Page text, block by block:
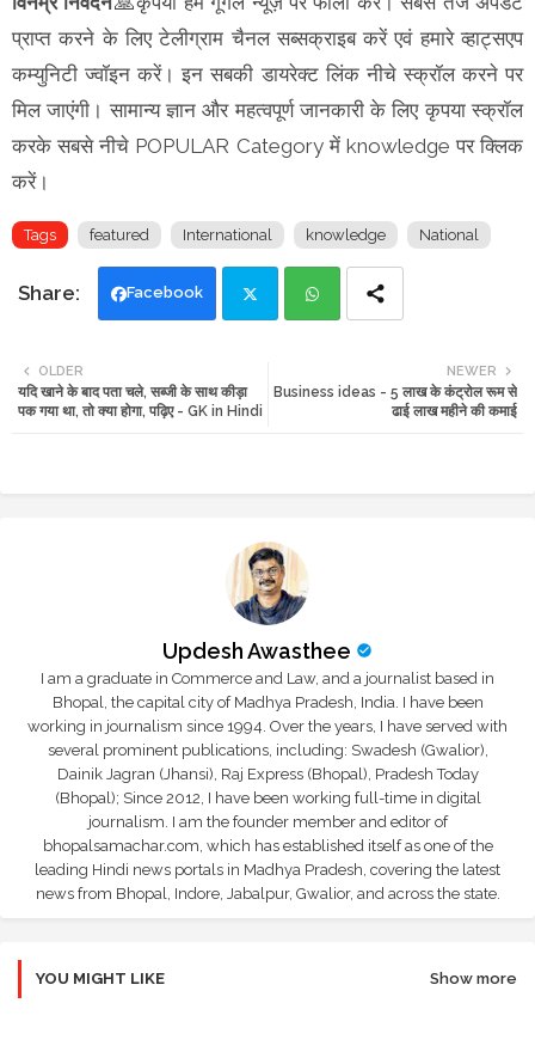
प्राप्त करने के लिए टेलीग्राम चैनल सब्सक्राइब करें एवं हमारे व्हाट्सएप
कम्युनिटी ज्वॉइन करें। इन सबकी डायरेक्ट लिंक नीचे स्क्रॉल करने पर
मिल जाएंगी। सामान्य ज्ञान और महत्वपूर्ण जानकारी के लिए कृपया स्क्रॉल
करके सबसे नीचे POPULAR Category में knowledge पर क्लिक
करें।
Tags featured International knowledge National
Facebook
tte ats
NEWER
Business ideas - 5 लाख के कंट्रोल रूम से
ढाई लाख महीने की कमाई
OLDER
यदि खाने के बाद पता चले, सब्जी के साथ कीड़ा
पक गया था, तो क्या होगा, पढ़िए - GK in Hindi
Updesh Awasthee
I am a graduate in Commerce and Law, and a journalist based in
Bhopal, the capital city of Madhya Pradesh, India. I have been
working in journalism since 1994. Over the years, I have served with
several prominent publications, including: Swadesh (Gwalior),
Dainik Jagran (Jhansi), Raj Express (Bhopal), Pradesh Today
(Bhopal); Since 2012, I have been working full-time in digital
journalism. I am the founder member and editor of
bhopalsamachar.com, which has established itself as one of the
leading Hindi news portals in Madhya Pradesh, covering the latest
news from Bhopal, Indore, Jabalpur, Gwalior, and across the state.
YOU MIGHT LIKE Show more